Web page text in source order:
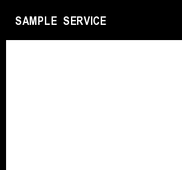
SAMPLE SERVICE